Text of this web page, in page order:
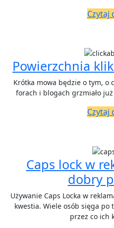
Czytaj
Powierzchnia
Krótka mowa będzie o tym, o czym na wszelkich możliwych
forach i blogach grzmiało
Czytaj
Caps lock w
dobry
Używanie Caps Locka w reklamach to bardzo kontrowersyjna
kwestia. Wiele osób sięga
przez co ich